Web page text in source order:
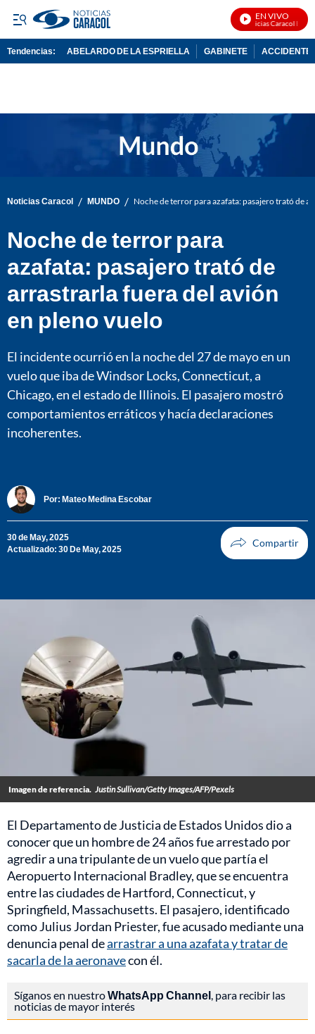
EN VIVO
Noticias Caracol En
Tendencias: ABELARDO DE LA ESPRIELLA GABINETE ACCIDENTE
Noticias Caracol / MUNDO / Noche de terror para azafata: pasajero trató de
Noche de terror para
azafata: pasajero trató de
arrastrarla fuera del avión
en pleno vuelo
El incidente ocurrió en la noche del 27 de mayo en un
vuelo que iba de Windsor Locks, Connecticut, a
Chicago, en el estado de Illinois. El pasajero mostró
comportamientos erráticos y hacía declaraciones
incoherentes.
Por: Mateo Medina Escobar
30 de May, 2025
Actualizado: 30 De May, 2025
Imagen de referencia. Justin Sullivan/Getty Images/AFP/Pexels
El Departamento de Justicia de Estados Unidos dio a
conocer que un hombre de 24 años fue arrestado por
agredir a una tripulante de un vuelo que partía el
Aeropuerto Internacional Bradley, que se encuentra
entre las ciudades de Hartford, Connecticut, y
Springfield, Massachusetts. El pasajero, identificado
como Julius Jordan Priester, fue acusado mediante una
denuncia penal dearrastrar a una azafata y tratar de
sacarla de la aeronavecon él.
Síganos en nuestroWhatsApp Channel, para recibir las
noticias de mayor interés